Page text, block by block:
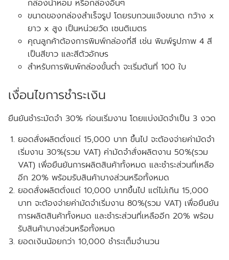
กล่องน้ำหอม หรือกล่องอื่นๆ
ขนาดของกล่องสำเร็จรูป โดยรบกวนแจ้งขนาด กว้าง x
ยาว x สูง เป็นหน่วยวัด เซนติเมตร
คุณลูกค้าต้องการพิมพ์กล่องกี่สี เช่น พิมพ์รูปภาพ 4 สี
เป็นสีขาว และสีตัวอักษร
สำหรับการพิมพ์กล่องขั้นต่ำ จะเริ่มต้นที่ 100 ใบ
เงื่อนไขการชำระเงิน
ยืนยันชำระมัดจำ 30% ก่อนเริ่มงาน โดยแบ่งมัดจำเป็น 3 งวด
ยอดสั่งผลิตตั่งแต่ 15,000 บาท ขึ้นไป จะต้องจ่ายค่ามัดจำ
เริ่มงาน 30%(รวม VAT) ค่ามัดจำสั่งผลิตงาน 50%(รวม
VAT) เพื่อยืนยันการผลิตสินค้าทั้งหมด และชำระส่วนที่เหลือ
อีก 20% พร้อมรับสินค้าบางส่วนหรือทั้งหมด
ยอดสั่งผลิตตั่งแต่ 10,000 บาทขึ้นไป แต่ไม่เกิน 15,000
บาท จะต้องจ่ายค่ามัดจำเริ่มงาน 80%(รวม VAT) เพื่อยืนยัน
การผลิตสินค้าทั้งหมด และชำระส่วนที่เหลืออีก 20% พร้อม
รับสินค้าบางส่วนหรือทั้งหมด
ยอดเงินน้อยกว่า 10,000 ชำระเต็มจำนวน